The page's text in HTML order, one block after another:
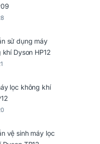
sử dụng máy
khí Dyson HP12
lọc không khí
vệ sinh máy lọc